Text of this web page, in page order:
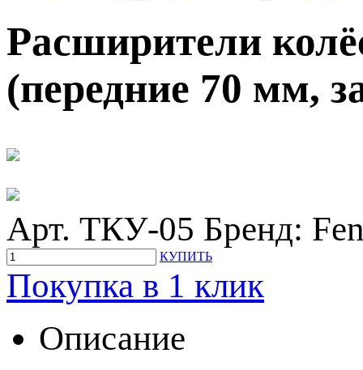
Расширители
(передние 70 мм,
Арт. ТКУ-05 Бренд:
КУПИТЬ
Покупка в 1 клик
Описание